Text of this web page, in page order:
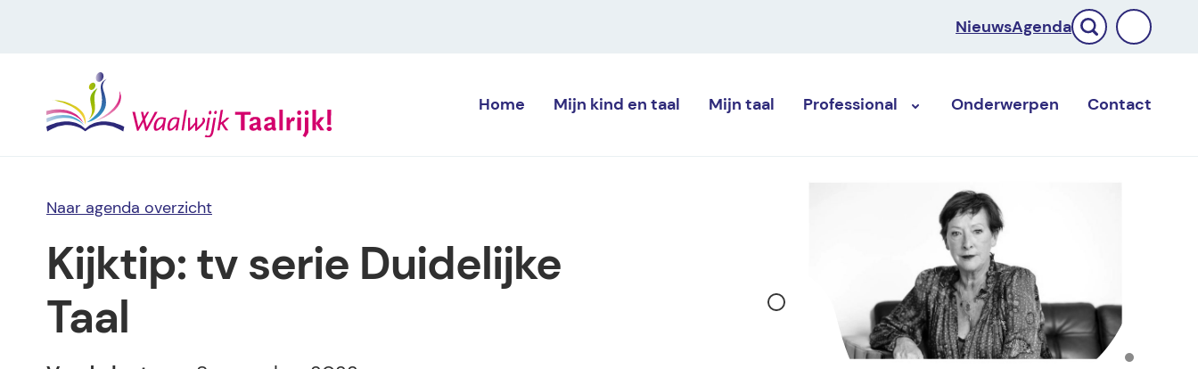
NieuwsAgenda
Home Mijn kind en taal Mijn taal Professional Onderwerpen Contact
Naar agenda overzicht
Kijktip: tv serie Duidelijke
Taal